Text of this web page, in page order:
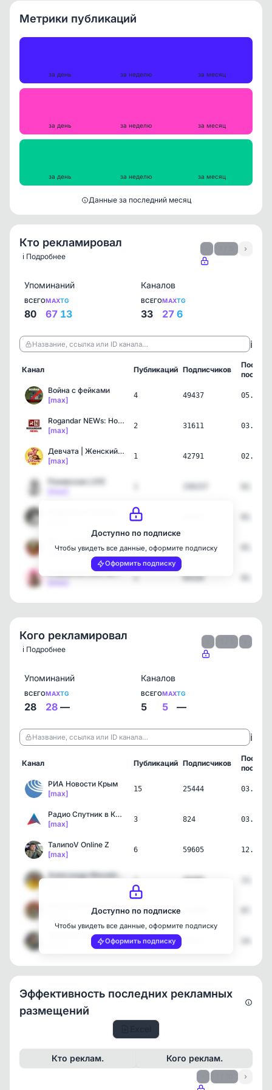
Метрики публикаций
за день за неделю за месяц
за день за неделю за месяц
за день за неделю за месяц
Данные за последний месяц
Кто рекламировал
ℹ️ Подробнее
›
Упоминаний
ВСЕГО
80
MAX
67
TG
13
Каналов
ВСЕГО
33
MAX
27
TG
6
Название, ссылка или ID канала… ℹ️
Канал Публикаций Подписчиков
пост
Война с фейками
[max]
4 49437
Rogandar NEWs: Новости, …
[max]
2 31611
Девчата | Женский юмор
[max]
1 42791
Раневская.LIVE
1
[max]
1 93291
Я Девочка Мне можно
1 64326
Доступно по подписке
Чтобы увидеть все данные, оформите подписку
Оформить подписку
Кого рекламировал
ℹ️ Подробнее
Упоминаний
ВСЕГО
28
MAX
28
TG
—
Каналов
ВСЕГО
5
MAX
5
TG
—
Название, ссылка или ID канала… ℹ️
Канал Публикаций Подписчиков
пост
РИА Новости Крым
[max]
15 25444
Радио Спутник в Крыму
[max]
3 824
ТалипоV Online Z
[max]
6 59605
Александр Михайленко
1 40490
1
ТалипоV Online Z
2
Доступно по подписке
Чтобы увидеть все данные, оформите подписку
Оформить подписку
Эффективность последних рекламных
размещений
Кто реклам. Кого реклам.
›